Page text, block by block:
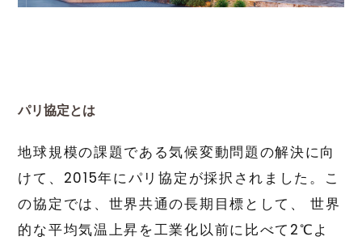
パリ協定とは
地球規模の課題である気候変動問題の解決に向
けて、2015年にパリ協定が採択されました。こ
の協定では、世界共通の長期目標として、 世界
的な平均気温上昇を工業化以前に比べて2℃よ